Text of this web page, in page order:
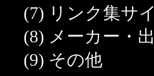
(7) リンク集サ
(8) メーカー・
(9) その他